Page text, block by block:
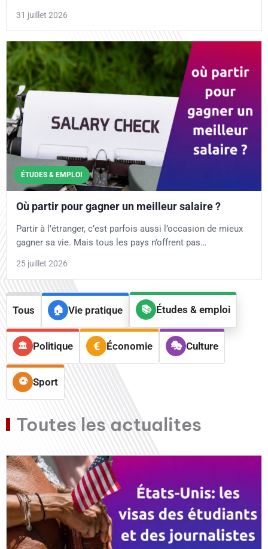
31 juillet 2026
ÉTUDES & EMPLOI
Où partir pour gagner un meilleur salaire ?
Partir à l’étranger, c’est parfois aussi l’occasion de mieux
gagner sa vie. Mais tous les pays n’offrent pas…
25 juillet 2026
Tous Vie pratique Études & emploi
Politique Économie Culture
Sport
Toutes les actualites